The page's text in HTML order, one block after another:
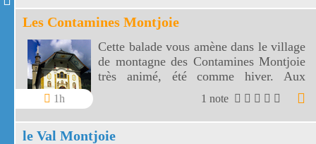
Les Contamines Montjoie
1h
Cette balade vous amène dans le village
de montagne des Contamines Montjoie
très animé, été comme hiver. Aux
Contamines Montjoie vous découvrirez
une très coquette église baroque et de
beaux chalets de montagne.
1 note
le Val Montjoie